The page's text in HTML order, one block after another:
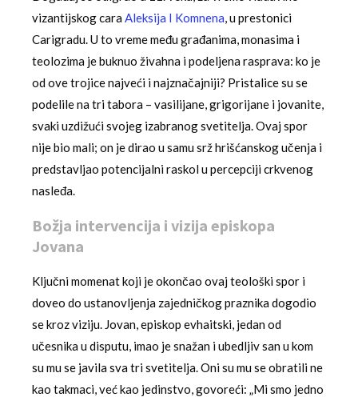
vizantijskog caraAleksija I Komnena, u prestonici
Carigradu. U to vreme među građanima, monasima i
teolozima je buknuo živahna i podeljena rasprava: ko je
od ove trojice najveći i najznačajniji? Pristalice su se
podelile na tri tabora – vasilijane, grigorijane i jovanite,
svaki uzdižući svojeg izabranog svetitelja. Ovaj spor
nije bio mali; on je dirao u samu srž hrišćanskog učenja i
predstavljao potencijalni raskol u percepciji crkvenog
nasleđa.
Božja intervencija i vizija episkopa
Jovana
Ključni momenat koji je okončao ovaj teološki spor i
doveo do ustanovljenja zajedničkog praznika dogodio
se kroz viziju. Jovan, episkop evhaitski, jedan od
učesnika u disputu, imao je snažan i ubedljiv san u kom
su mu se javila sva tri svetitelja. Oni su mu se obratili ne
kao takmaci, već kao jedinstvo, govoreći: „Mi smo jedno